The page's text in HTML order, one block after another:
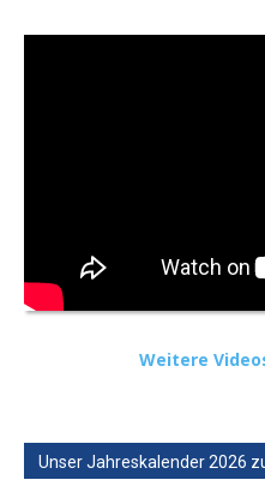
Weitere
Unser Jahreskalender 2026